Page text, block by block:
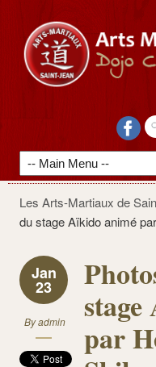
Les Arts-Martiaux de
du stage Aïkido animé
Jan
23
Byadmin
par